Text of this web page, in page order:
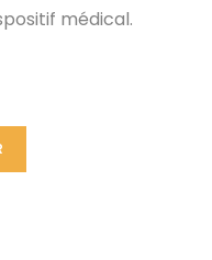
médical.